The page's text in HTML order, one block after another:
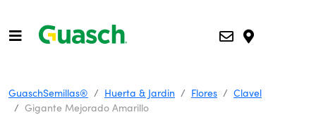
GuaschSemillas® Huerta & Jardin Flores
Clavel
Gigante Mejorado Amarillo